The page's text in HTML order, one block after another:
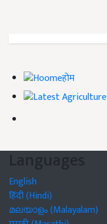
होम
Languages
English
हिंदी (Hindi)
മലയാളം (Malayalam)